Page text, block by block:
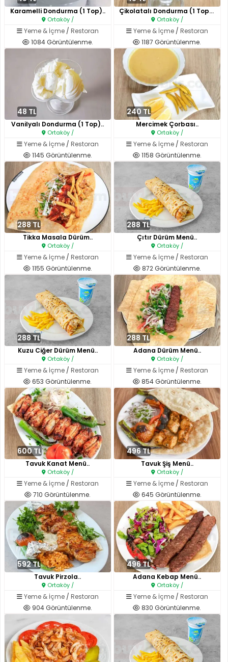
Karamelli Dondurma (1 Top)..
Ortaköy /
Yeme & İçme/ Restoran
1084 Görüntülenme.
Çikolatalı Dondurma (1 Top)..
Ortaköy /
Yeme & İçme/ Restoran
1187 Görüntülenme.
48 TL
Vanilyalı Dondurma (1 Top)..
Ortaköy /
Yeme & İçme/ Restoran
1145 Görüntülenme.
240 TL
Mercimek Çorbası..
Ortaköy /
Yeme & İçme/ Restoran
1158 Görüntülenme.
288 TL
Tikka Masala Dürüm..
Ortaköy /
Yeme & İçme/ Restoran
1155 Görüntülenme.
288 TL
Çıtır Dürüm Menü..
Ortaköy /
Yeme & İçme/ Restoran
872 Görüntülenme.
288 TL
Kuzu Ciğer Dürüm Menü..
Ortaköy /
Yeme & İçme/ Restoran
653 Görüntülenme.
288 TL
Adana Dürüm Menü..
Ortaköy /
Yeme & İçme/ Restoran
854 Görüntülenme.
600 TL
Tavuk Kanat Menü..
Ortaköy /
Yeme & İçme/ Restoran
710 Görüntülenme.
496 TL
Tavuk Şiş Menü..
Ortaköy /
Yeme & İçme/ Restoran
645 Görüntülenme.
592 TL
Tavuk Pirzola..
Ortaköy /
Yeme & İçme/ Restoran
904 Görüntülenme.
496 TL
Adana Kebap Menü..
Ortaköy /
Yeme & İçme/ Restoran
830 Görüntülenme.